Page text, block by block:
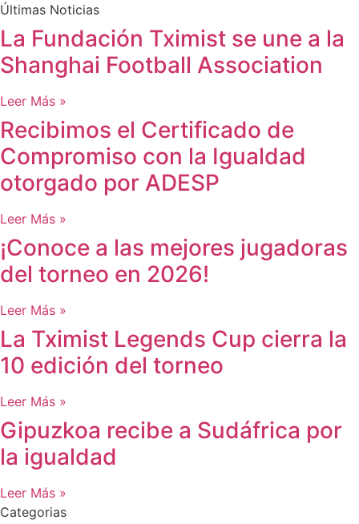
Últimas Noticias
La Fundación Tximist se une a la
Shanghai Football Association
Leer Más »
Recibimos el Certificado de
Compromiso con la Igualdad
otorgado por ADESP
Leer Más »
¡Conoce a las mejores jugadoras
del torneo en 2026!
Leer Más »
La Tximist Legends Cup cierra la
10 edición del torneo
Leer Más »
Gipuzkoa recibe a Sudáfrica por
la igualdad
Leer Más »
Categorias